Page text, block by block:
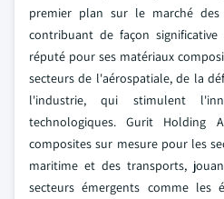
premier plan sur le marché des
contribuant de façon significative
réputé pour ses matériaux
secteurs de l'aérospatiale, de la
l'industrie, qui stimulent
technologiques. Gurit Holding
composites sur mesure pour les
maritime et des transports,
secteurs émergents comme les